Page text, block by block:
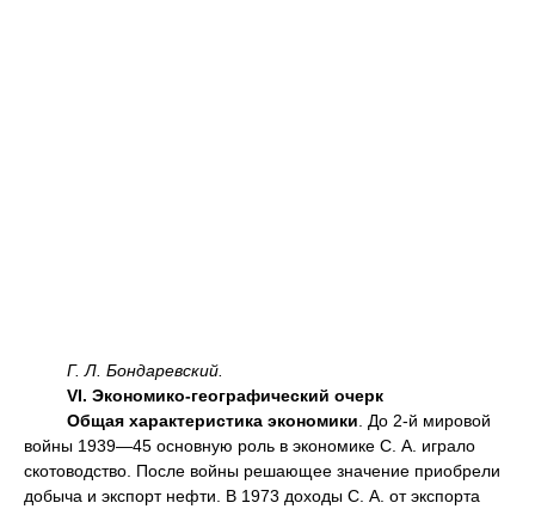
Г. Л. Бондаревский.
VI. Экономико-географический очерк
Общая характеристика экономики . До 2-й мировой
войны 1939—45 основную роль в экономике С. А. играло
скотоводство. После войны решающее значение приобрели
добыча и экспорт нефти. В 1973 доходы С. А. от экспорта